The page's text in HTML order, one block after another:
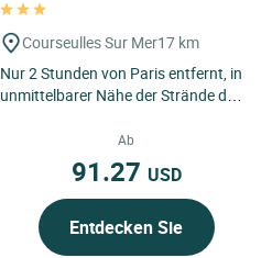
Courseulles Sur Mer17 km
Nur 2 Stunden von Paris entfernt, in
unmittelbarer Nähe der Strände der
Ab
91.27 USD
Entdecken Sie